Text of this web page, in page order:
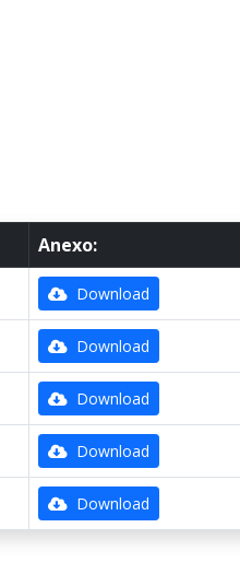
Anexo:
Download
Download
Download
Download
Download